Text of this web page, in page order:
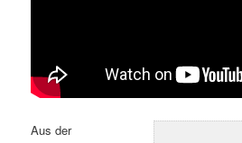
Aus der